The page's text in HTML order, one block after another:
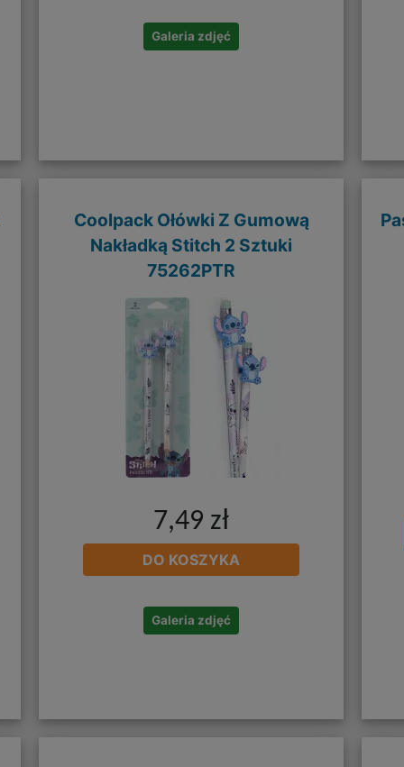
Galeria zdjęć
Coolpack Ołówki Z Gumową
Nakładką Stitch 2 Sztuki
75262PTR
7,49 zł
DO KOSZYKA
Galeria zdjęć